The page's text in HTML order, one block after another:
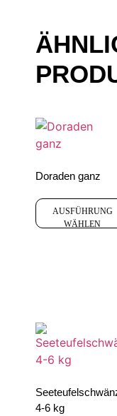
Doraden ganz
AUSFÜHRUNG
WÄHLEN
4-6 kg